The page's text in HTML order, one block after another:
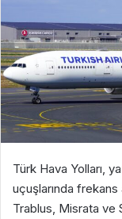
Türk Hava Yolları,
uçuşlarında frekans
Trablus, Misrata ve